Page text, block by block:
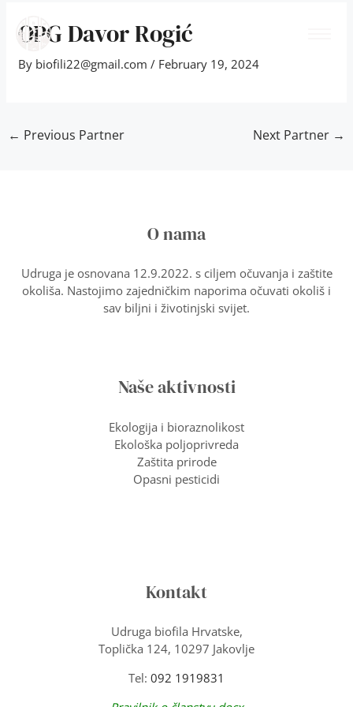
contentOPG Davor Rogić
By biofili22@gmail.com/ February 19, 2024
navigation
← Previous Partner Next Partner →
O nama
Udruga je osnovana 12.9.2022. s ciljem očuvanja i zaštite
okoliša. Nastojimo zajedničkim naporima očuvati okoliš i
sav biljni i životinjski svijet.
Naše aktivnosti
Ekologija i bioraznolikost
Ekološka poljoprivreda
Zaštita prirode
Opasni pesticidi
Kontakt
Udruga biofila Hrvatske,
Toplička 124, 10297 Jakovlje
Tel: 092 1919831